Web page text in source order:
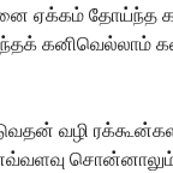
ஏக்கம் தோய்ந்த
கனிவெல்லாம்
வழி
எவ்வளவு